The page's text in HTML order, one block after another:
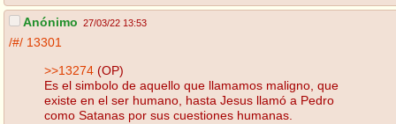
Anónimo 27/03/22 13:53
/#/ 13301
>>13274 (OP)
Es el simbolo de aquello que llamamos maligno, que
existe en el ser humano, hasta Jesus llamó a Pedro
como Satanas por sus cuestiones humanas.